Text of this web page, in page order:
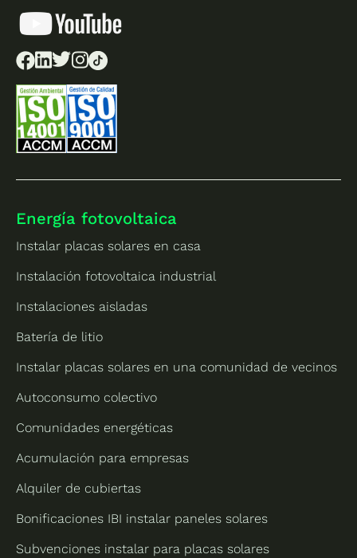
Energía fotovoltaica
Instalar placas solares en casa
Instalación fotovoltaica industrial
Instalaciones aisladas
Batería de litio
Instalar placas solares en una comunidad de vecinos
Autoconsumo colectivo
Comunidades energéticas
Acumulación para empresas
Alquiler de cubiertas
Bonificaciones IBI instalar paneles solares
Subvenciones instalar para placas solares